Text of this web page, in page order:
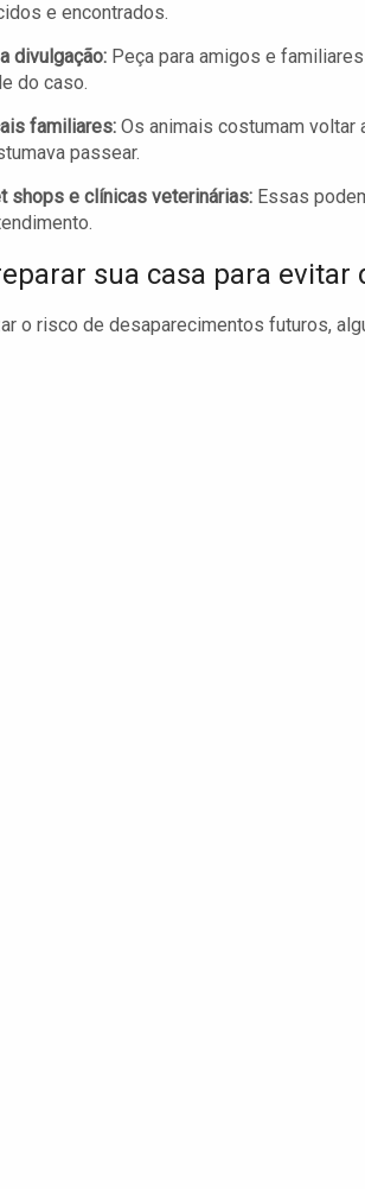
e encontrados.
divulgação: Peça para amigos e
do caso.
familiares: Os animais costumam voltar
passear.
shops e clínicas veterinárias: Essas
sua casa para evitar
o risco de desaparecimentos futuros,